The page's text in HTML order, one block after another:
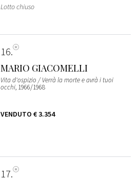
Lotto chiuso
16
MARIO GIACOMELLI
Vita d'ospizio / Verrà la morte e avrà i tuoi
occhi, 1966/1968
VENDUTO € 3.354
17